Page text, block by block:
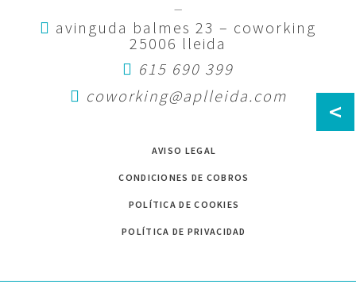
—
avinguda balmes 23 – coworking
25006 lleida
615 690 399
coworking@aplleida.com
AVISO LEGAL
CONDICIONES DE COBROS
POLÍTICA DE COOKIES
POLÍTICA DE PRIVACIDAD
<